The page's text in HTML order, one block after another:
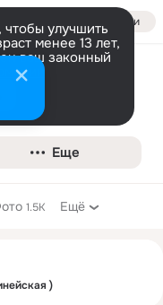
Войти
улучшить
менее 13 лет,
ваш законный
Еще
1.5K Ещё
)